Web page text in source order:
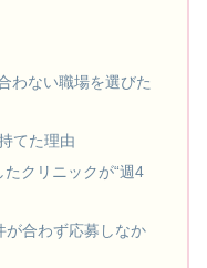
わない職場を選びた
てた理由
クリニックが“週4
が合わず応募しなか